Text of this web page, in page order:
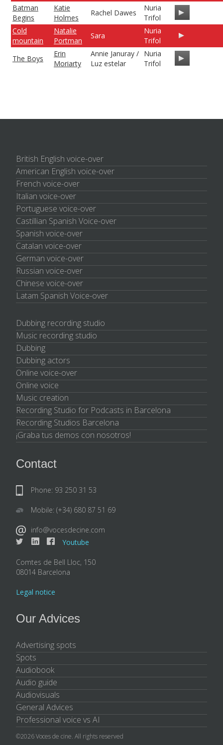
Batman
Begins
Katie
Holmes
Rachel Dawes
Nuria
Trifol
Cold
mountain
Natalie
Portman
Sara
Nuria
Trifol
The Boys
Erin
Moriarty
Annie Januray /
Luz estelar
Nuria
Trifol
British English voice-over
American English voice-over
French voice-over
Italian voice-over
Portuguese voice-over
Castillian Spanish Voice-over
Spanish voice-over
Catalan voice-over
German voice-over
Russian voice-over
Chinese voice-over
Latam Spanish Voice-over
Dubbing recording studio
Music recording studio
Dubbing
Dubbing actors
Online voice-over
Online voice
Music creation
Recording Studio for Podcasts in Barcelona
Recording Studios Barcelona
¡Graba tus demos con nosotros!
Contact
Phone: 93 250 31 53
Mobile: (+34) 680 87 51 69
info@vocesdecine.com
Youtube
Comtes de Bell Lloc, 150
08014 Barcelona
Legal notice
Our Advices
Advertising spots
Spots
Audiobook
Audio guide
Audiovisuals
General Advices
Professional voice vs AI
©2026 Voces de cine. All rights reserved